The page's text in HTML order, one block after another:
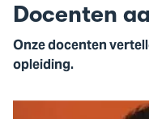
Docenten
Onze docenten
opleiding.